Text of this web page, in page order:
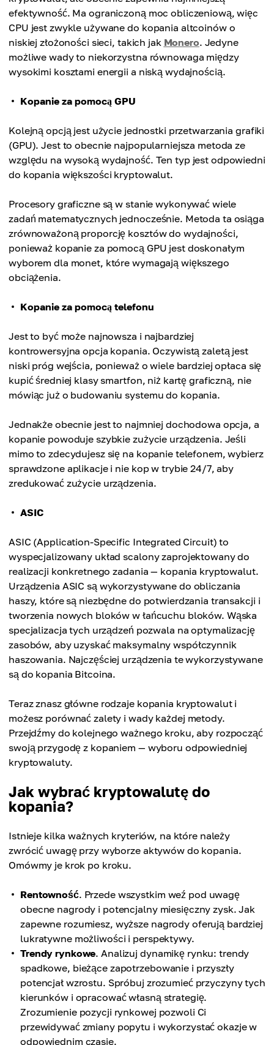
efektywność. Ma ograniczoną moc obliczeniową, więc
CPU jest zwykle używane do kopania altcoinów o
niskiej złożoności sieci, takich jak Monero. Jedyne
możliwe wady to niekorzystna równowaga między
wysokimi kosztami energii a niską wydajnością.
Kopanie za pomocą GPU
Kolejną opcją jest użycie jednostki przetwarzania grafiki
(GPU). Jest to obecnie najpopularniejsza metoda ze
względu na wysoką wydajność. Ten typ jest odpowiedni
do kopania większości kryptowalut.
Procesory graficzne są w stanie wykonywać wiele
zadań matematycznych jednocześnie. Metoda ta osiąga
zrównoważoną proporcję kosztów do wydajności,
ponieważ kopanie za pomocą GPU jest doskonałym
wyborem dla monet, które wymagają większego
obciążenia.
Kopanie za pomocą telefonu
Jest to być może najnowsza i najbardziej
kontrowersyjna opcja kopania. Oczywistą zaletą jest
niski próg wejścia, ponieważ o wiele bardziej opłaca się
kupić średniej klasy smartfon, niż kartę graficzną, nie
mówiąc już o budowaniu systemu do kopania.
Jednakże obecnie jest to najmniej dochodowa opcja, a
kopanie powoduje szybkie zużycie urządzenia. Jeśli
mimo to zdecydujesz się na kopanie telefonem, wybierz
sprawdzone aplikacje i nie kop w trybie 24/7, aby
zredukować zużycie urządzenia.
ASIC
ASIC (Application-Specific Integrated Circuit) to
wyspecjalizowany układ scalony zaprojektowany do
realizacji konkretnego zadania — kopania kryptowalut.
Urządzenia ASIC są wykorzystywane do obliczania
haszy, które są niezbędne do potwierdzania transakcji i
tworzenia nowych bloków w łańcuchu bloków. Wąska
specjalizacja tych urządzeń pozwala na optymalizację
zasobów, aby uzyskać maksymalny współczynnik
haszowania. Najczęściej urządzenia te wykorzystywane
są do kopania Bitcoina.
Teraz znasz główne rodzaje kopania kryptowalut i
możesz porównać zalety i wady każdej metody.
Przejdźmy do kolejnego ważnego kroku, aby rozpocząć
swoją przygodę z kopaniem — wyboru odpowiedniej
kryptowaluty.
Jak wybrać kryptowalutę do
kopania?
Istnieje kilka ważnych kryteriów, na które należy
zwrócić uwagę przy wyborze aktywów do kopania.
Omówmy je krok po kroku.
Rentowność. Przede wszystkim weź pod uwagę
obecne nagrody i potencjalny miesięczny zysk. Jak
zapewne rozumiesz, wyższe nagrody oferują bardziej
lukratywne możliwości i perspektywy.
Trendy rynkowe. Analizuj dynamikę rynku: trendy
spadkowe, bieżące zapotrzebowanie i przyszły
potencjał wzrostu. Spróbuj zrozumieć przyczyny tych
kierunków i opracować własną strategię.
Zrozumienie pozycji rynkowej pozwoli Ci
przewidywać zmiany popytu i wykorzystać okazje w
odpowiednim czasie.